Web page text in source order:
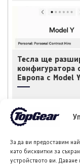
За да ви предоставим
като бисквитки за
устройството ви. Даване
Тесла ще
конфигуратора
Европа с Model
НОВИ